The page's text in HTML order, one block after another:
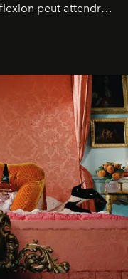
peut attendre.
mon ambition, ma